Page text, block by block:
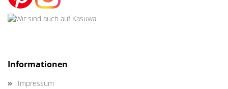
Informationen
Impressum